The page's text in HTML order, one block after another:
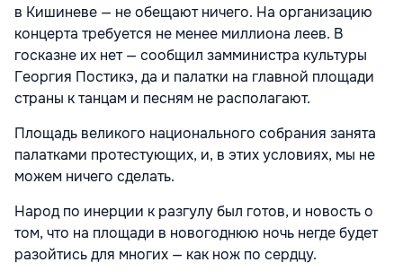
в Кишиневе — не обещают ничего. На организацию
концерта требуется не менее миллиона леев. В
госказне их нет — сообщил замминистра культуры
Георгия Постикэ, да и палатки на главной площади
страны к танцам и песням не располагают.
Площадь великого национального собрания занята
палатками протестующих, и, в этих условиях, мы не
можем ничего сделать.
Народ по инерции к разгулу был готов, и новость о
том, что на площади в новогоднюю ночь негде будет
разойтись для многих — как нож по сердцу.